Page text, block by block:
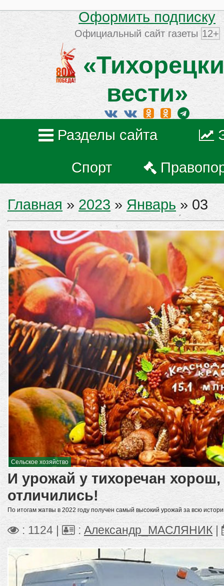
Оформить подписку
Официальный сайт газеты 12+
вести»
Разделы сайта
Спорт
Главная » 2023 » Январь » 03
Сельское хозяйство
И урожай у тихоречан хорош,
отличились!
По итогам жатвы в 2022 году получен самый высокий урожай за всю
: 1124 | : Александр_МАСЛЯНИК